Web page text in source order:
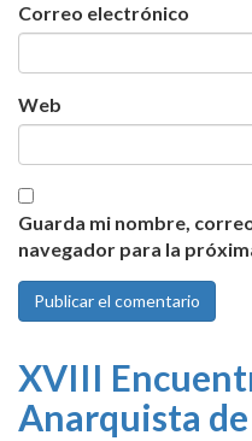
Correo electrónico
Web
Guarda mi nombre,
navegador para la
XVIII
Anarquista